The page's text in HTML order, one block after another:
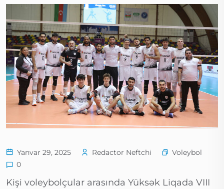
Yanvar 29, 2025 Redactor Neftchi
Voleybol
0
Kişi voleybolçular arasında Yüksək Liqada VIII